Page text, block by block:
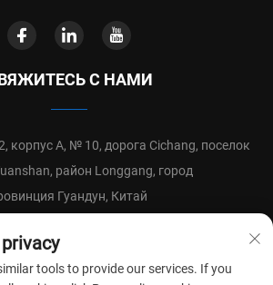
С НАМИ
корпус А, № 10, дорога Cichang, поселок
район Longgang, город
Гуандун, Китай
tools to provide our services. If you